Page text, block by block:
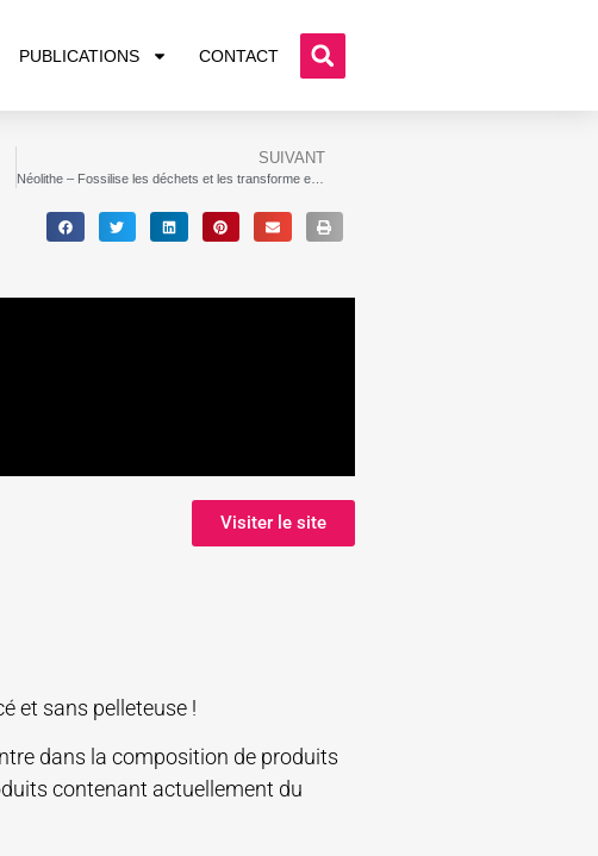
PUBLICATIONS CONTACT
SUIVANT
Néolithe – Fossilise les déchets et les transforme en Granulats
Visiter le site
et sans pelleteuse !
dans la composition de produits
contenant actuellement du